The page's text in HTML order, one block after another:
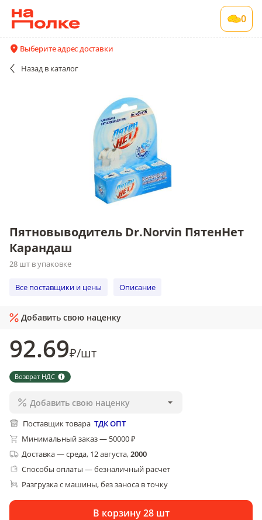
0
Выберите адрес доставки
Назад в каталог
Пятновыводитель Dr.Norvin ПятенНет
Карандаш
Пятновыводитель Dr.Norvin ПятенНет
Карандаш
28 шт в упаковке
Все поставщики и цены Описание
Добавить свою наценку
92.69₽/шт
Возврат НДС
Добавить свою наценку
Поставщик товара ТДК ОПТ
Минимальный заказ — 50000 ₽
Доставка—среда, 12 августа,2000
Способы оплаты — безналичный расчет
Разгрузка с машины, без заноса в точку
В корзину 28 шт